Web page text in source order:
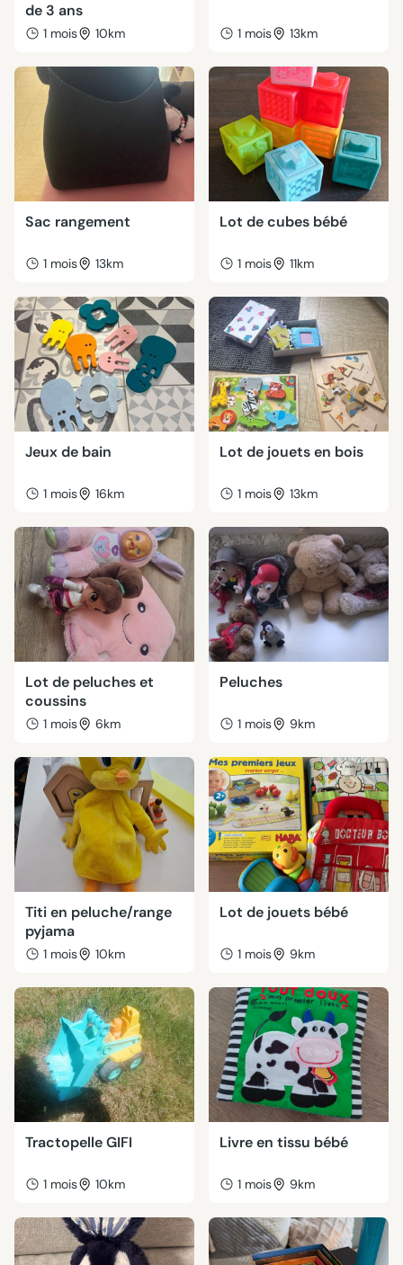
de 3 ans
1 mois 10km 1 mois 13km
Sac rangement
1 mois 13km
Lot de cubes bébé
1 mois 11km
Jeux de bain
1 mois 16km
Lot de jouets en bois
1 mois 13km
Lot de peluches et
coussins
1 mois 6km
Peluches
1 mois 9km
Titi en peluche/range
pyjama
1 mois 10km
Lot de jouets bébé
1 mois 9km
Tractopelle GIFI
1 mois 10km
Livre en tissu bébé
1 mois 9km